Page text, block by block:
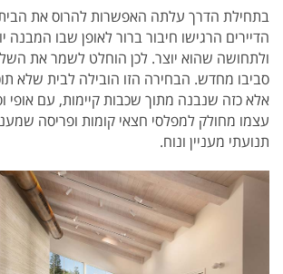
בתחילת הדרך עלתה האפשרות להרוס את
הדיירים הרגישו חיבור ברור לאופן שבו
ולתחושה שהוא יוצר. לכן הוחלט לשמר את
סביבו מחדש. הבחירה הזו הובילה לבית שלא
אלא כזה שנבנה מתוך שכבות קיימות, עם אופי
עצמו מחולק למפלסי חצאי קומות ופריסה
תנועתי מעניין ונוח.